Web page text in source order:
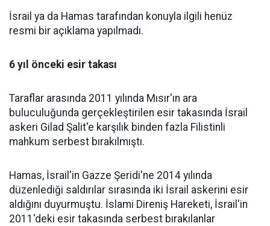
İsrail ya da Hamas tarafından konuyla ilgili henüz
resmi bir açıklama yapılmadı.
6 yıl önceki esir takası
Taraflar arasında 2011 yılında Mısır'ın ara
buluculuğunda gerçekleştirilen esir takasında İsrail
askeri Gilad Şalit'e karşılık binden fazla Filistinli
mahkum serbest bırakılmıştı.
Hamas, İsrail'in Gazze Şeridi'ne 2014 yılında
düzenlediği saldırılar sırasında iki İsrail askerini esir
aldığını duyurmuştu. İslami Direniş Hareketi, İsrail'in
2011'deki esir takasında serbest bırakılanlar